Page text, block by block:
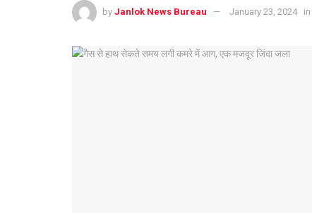
by Janlok News Bureau January 23, 2024 in